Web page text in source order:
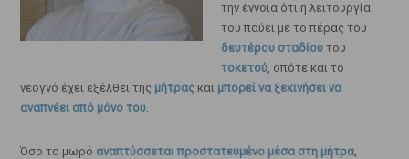
την έννοια ότι η λειτουργία
του παύει με το πέρας του
δευτέρου σταδίουτου
τοκετού, οπότε και το
νεογνό έχει εξέλθει της μήτραςκαι μπορεί να ξεκινήσει να
αναπνέει από μόνο του.
Όσο το μωρό αναπτύσσεται προστατευμένο μέσα στη μήτρα,